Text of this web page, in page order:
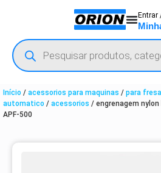
Entrar
Início / acessorios para maquinas / para
automatico / acessorios / engrenagem
APF-500